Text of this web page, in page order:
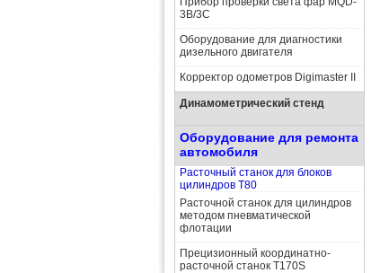
3B/3C
Оборудование для диагностики
дизельного двигателя
Корректор одометров Digimaster II
Динамометрический стенд
Оборудование для ремонта
автомобиля
Расточный станок для блоков
цилиндров T80
Расточной станок для цилиндров
методом пневматической
флотации
Прецизионный координатно-
расточной станок T170S